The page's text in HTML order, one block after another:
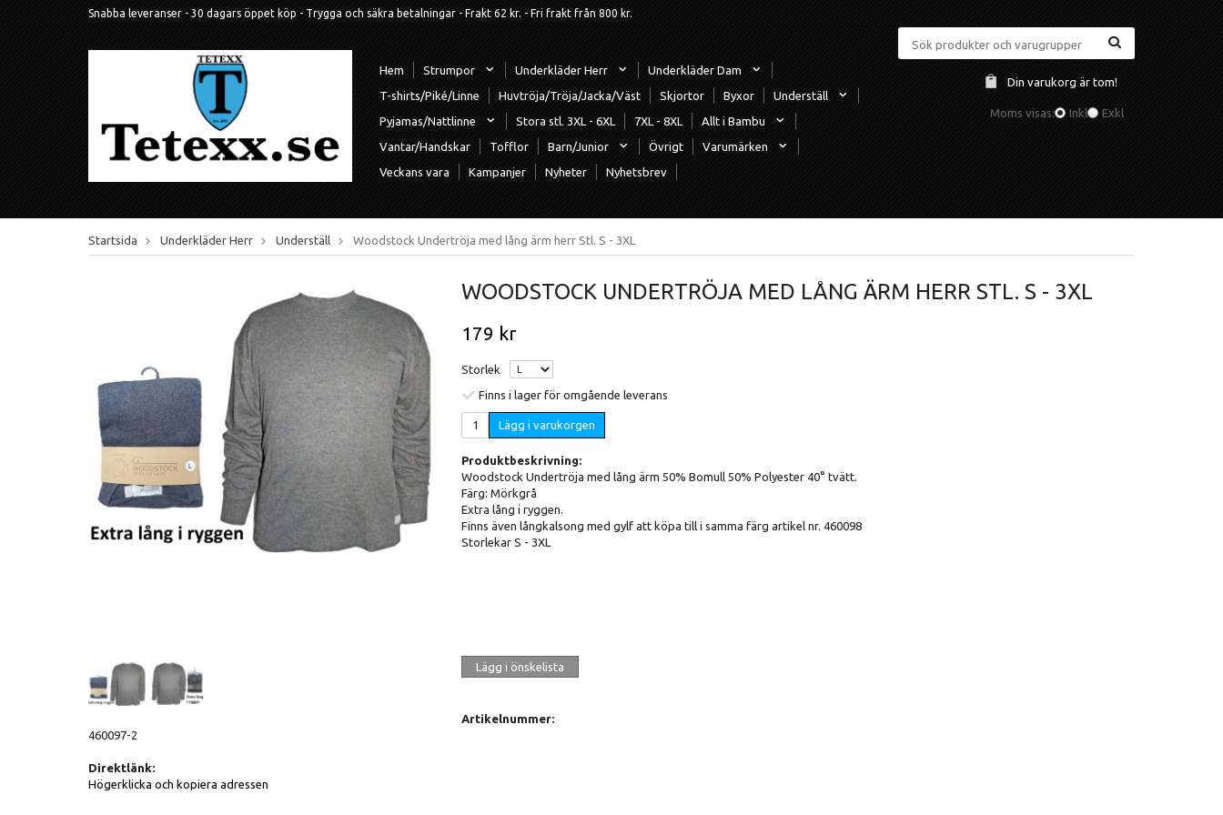
Snabba leveranser - 30 dagars öppet köp - Trygga och säkra betalningar - Frakt 62 kr. - Fri frakt från 800 kr.
Hem Strumpor Underkläder Herr
Underkläder Dam
T-shirts/Piké/Linne
Huvtröja/Tröja/Jacka/Väst Skjortor Byxor
Underställ
Pyjamas/Nattlinne
Stora stl. 3XL - 6XL 7XL - 8XL
Allt i Bambu
Vantar/Handskar
Tofflor Barn/Junior Övrigt
Varumärken
Veckans vara
Kampanjer Nyheter Nyhetsbrev
Din varukorg är tom!
Moms visas: Inkl Exkl
Startsida Underkläder Herr Underställ Woodstock Undertröja med lång ärm herr Stl. S - 3XL
WOODSTOCK UNDERTRÖJA MED LÅNG ÄRM HERR STL. S - 3XL
179 kr
Storlek
Finns i lager för omgående leverans
Lägg i varukorgen
Produktbeskrivning:
Woodstock Undertröja med lång ärm 50% Bomull 50% Polyester 40° tvätt.
Färg: Mörkgrå
Extra lång i ryggen.
Finns även långkalsong med gylf att köpa till i samma färg artikel nr. 460098
Storlekar S - 3XL
Lägg i önskelista
Artikelnummer:
460097-2
Direktlänk:
Högerklicka och kopiera adressen